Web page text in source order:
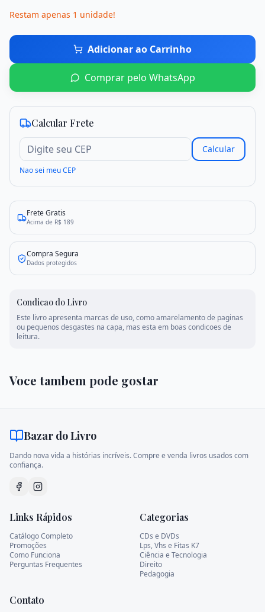
Promoções
Criar conta
Restam apenas 1 unidade!
Adicionar ao Carrinho
Comprar pelo WhatsApp
Calcular Frete
Calcular
Nao sei meu CEP
Frete Gratis
Acima de R$ 189
Compra Segura
Dados protegidos
Condicao do Livro
Este livro apresenta marcas de uso, como amarelamento de paginas
ou pequenos desgastes na capa, mas esta em boas condicoes de
leitura.
Voce tambem pode gostar
Bazar do Livro
Dando nova vida a histórias incríveis. Compre e venda livros usados com
confiança.
Links Rápidos
Catálogo Completo
Promoções
Como Funciona
Perguntas Frequentes
Categorias
CDs e DVDs
Lps, Vhs e Fitas K7
Ciência e Tecnologia
Direito
Pedagogia
Contato